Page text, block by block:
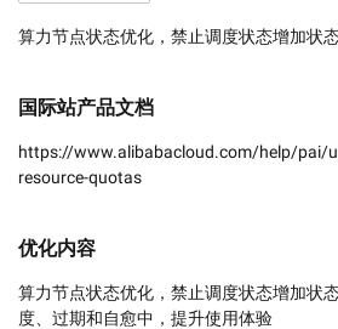
算力节点状态优化，禁止调度状态增加状
国际站产品文档
https://www.alibabacloud.com/help/pai/
resource-quotas
优化内容
算力节点状态优化，禁止调度状态增加状
度、过期和自愈中，提升使用体验